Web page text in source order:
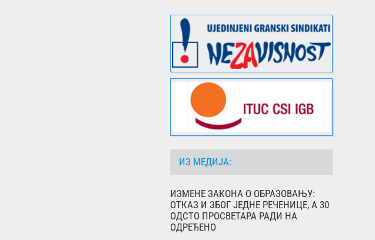
ИЗ МЕДИЈА:
ИЗМЕНЕ ЗАКОНА О ОБРАЗОВАЊУ:
ОТКАЗ И ЗБОГ ЈЕДНЕ РЕЧЕНИЦЕ, А 30
ОДСТО ПРОСВЕТАРА РАДИ НА
ОДРЕЂЕНО